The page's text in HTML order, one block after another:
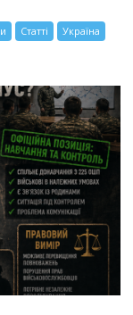
Статті Україна